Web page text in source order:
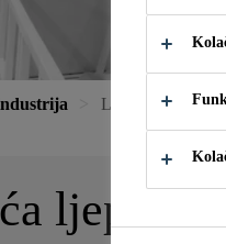
Ljepila za
ljepila